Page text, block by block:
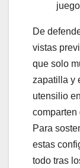
De
vistas
que solo
zapatilla y
utensilio
comparten
Para
estas
todo tras